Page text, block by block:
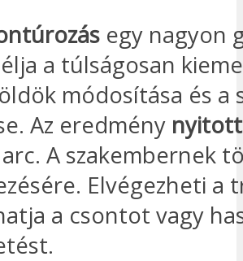
egy nagyon
a túlságosan
módosítása és a
Az eredmény
A szakembernek
Elvégezheti a
a csontot vagy